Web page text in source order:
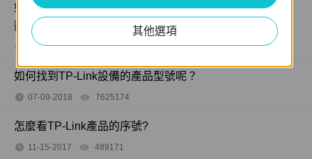
如果電腦連接到非管理型交換器時網路速度很慢，該怎麼
辦？
06-08-2018 359119views
如何找到TP-Link設備的產品型號呢？
07-09-2018 7625174
怎麼看TP-Link產品的序號?
11-15-2017 489171
其他選項